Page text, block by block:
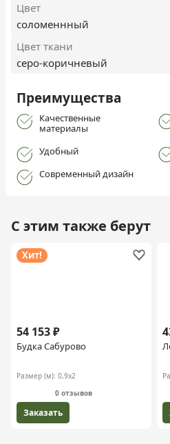
Цвет
соломеннный
Цвет ткани
серо-коричневый
Преимущества
Качественные
материалы
Удобный
Современный дизайн
С этим также берут
Хит!
54 153 ₽
Будка Сабурово
Размер (м): 0,9х2
0 отзывов
Заказать